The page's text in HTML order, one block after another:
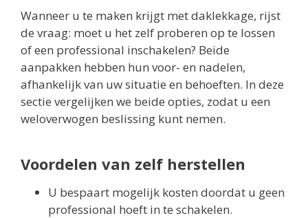
Wanneer u te maken krijgt met daklekkage, rijst
de vraag: moet u het zelf proberen op te lossen
of een professional inschakelen? Beide
aanpakken hebben hun voor- en nadelen,
afhankelijk van uw situatie en behoeften. In deze
sectie vergelijken we beide opties, zodat u een
weloverwogen beslissing kunt nemen.
Voordelen van zelf herstellen
U bespaart mogelijk kosten doordat u geen
professional hoeft in te schakelen.